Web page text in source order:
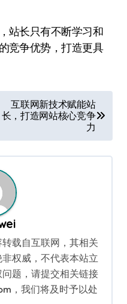
站长只有不断学习和
竞争优势，打造更具
互联网新技术赋能站
长，打造网站核心竞争
力
转载自互联网，其相关
权威，不代表本站立
题，请提交相关链接
，我们将及时予以处